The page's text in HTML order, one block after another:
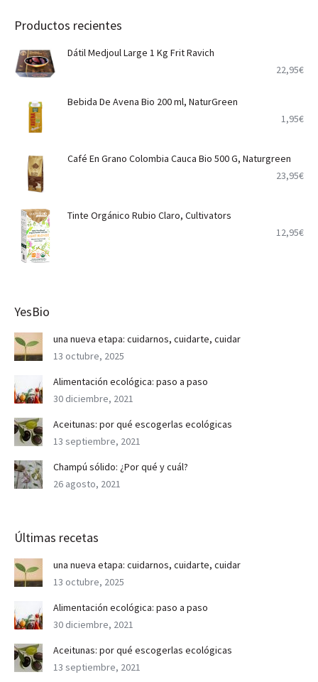
Productos recientes
Dátil Medjoul Large 1 Kg Frit Ravich
22,95€
Bebida De Avena Bio 200 ml, NaturGreen
1,95€
Café En Grano Colombia Cauca Bio 500 G, Naturgreen
23,95€
Tinte Orgánico Rubio Claro, Cultivators
12,95€
YesBio
una nueva etapa: cuidarnos, cuidarte, cuidar
13 octubre, 2025
Alimentación ecológica: paso a paso
30 diciembre, 2021
Aceitunas: por qué escogerlas ecológicas
13 septiembre, 2021
Champú sólido: ¿Por qué y cuál?
26 agosto, 2021
Últimas recetas
una nueva etapa: cuidarnos, cuidarte, cuidar
13 octubre, 2025
Alimentación ecológica: paso a paso
30 diciembre, 2021
Aceitunas: por qué escogerlas ecológicas
13 septiembre, 2021